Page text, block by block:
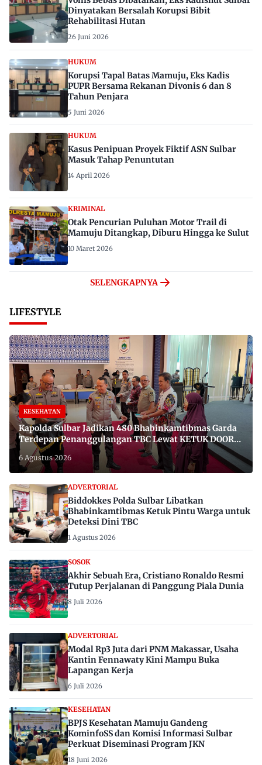
Dinyatakan Bersalah Korupsi Bibit
Rehabilitasi Hutan
26 Juni 2026
HUKUM
Korupsi Tapal Batas Mamuju, Eks Kadis
PUPR Bersama Rekanan Divonis 6 dan 8
Tahun Penjara
5 Juni 2026
HUKUM
Kasus Penipuan Proyek Fiktif ASN Sulbar
Masuk Tahap Penuntutan
14 April 2026
KRIMINAL
Otak Pencurian Puluhan Motor Trail di
Mamuju Ditangkap, Diburu Hingga ke Sulut
10 Maret 2026
SELENGKAPNYA
LIFESTYLE
KESEHATAN
Kapolda Sulbar Jadikan 480 Bhabinkamtibmas Garda
Terdepan Penanggulangan TBC Lewat KETUK DOORS
di 650 Desa
6 Agustus 2026
ADVERTORIAL
Biddokkes Polda Sulbar Libatkan
Bhabinkamtibmas Ketuk Pintu Warga untuk
Deteksi Dini TBC
1 Agustus 2026
SOSOK
Akhir Sebuah Era, Cristiano Ronaldo Resmi
Tutup Perjalanan di Panggung Piala Dunia
8 Juli 2026
ADVERTORIAL
Modal Rp3 Juta dari PNM Makassar, Usaha
Kantin Fennawaty Kini Mampu Buka
Lapangan Kerja
6 Juli 2026
KESEHATAN
BPJS Kesehatan Mamuju Gandeng
KominfoSS dan Komisi Informasi Sulbar
Perkuat Diseminasi Program JKN
18 Juni 2026